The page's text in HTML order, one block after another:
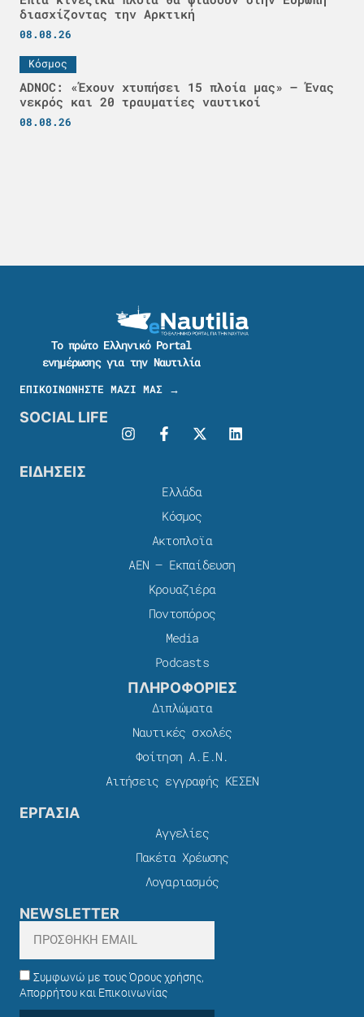
διασχίζοντας την Αρκτική
08.08.26
Κόσμος
ADNOC: «Έχουν χτυπήσει 15 πλοία μας» – Ένας
νεκρός και 20 τραυματίες ναυτικοί
08.08.26
Το πρώτο Ελληνικό Portal
ενημέρωσης για την Ναυτιλία
ΕΠΙΚΟΙΝΩΝΗΣΤΕ ΜΑΖΙ ΜΑΣ →
SOCIAL LIFE
ΕΙΔΗΣΕΙΣ
Ελλάδα
Κόσμος
Ακτοπλοϊα
ΑΕΝ – Εκπαίδευση
Κρουαζιέρα
Ποντοπόρος
Media
Podcasts
ΠΛΗΡΟΦΟΡΙΕΣ
Διπλώματα
Ναυτικές σχολές
Φοίτηση Α.Ε.Ν.
Αιτήσεις εγγραφής ΚΕΣΕΝ
ΕΡΓΑΣΙΑ
Αγγελίες
Πακέτα Χρέωσης​
Λογαριασμός
NEWSLETTER
Συμφωνώ με τους Όρους χρήσης,
Απορρήτου και Επικοινωνίας